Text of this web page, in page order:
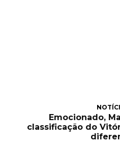
Emocionado,
classificação do